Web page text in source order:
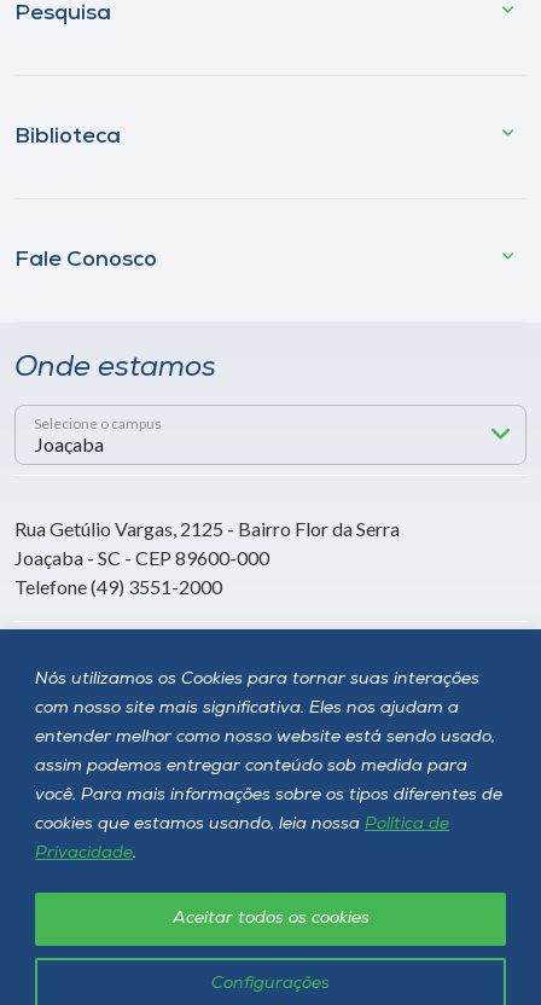
Nós utilizamos os Cookies para tornar suas interações
com nosso site mais significativa. Eles nos ajudam a
entender melhor como nosso website está sendo usado,
assim podemos entregar conteúdo sob medida para
você. Para mais informações sobre os tipos diferentes de
cookies que estamos usando, leia nossa Política de
Privacidade.
Configurações
Aceitar todos os cookies
Pesquisa
Biblioteca
Fale Conosco
Onde estamos
Selecione o campus
Rua Getúlio Vargas, 2125 - Bairro Flor da Serra
Joaçaba - SC - CEP 89600-000
Telefone (49) 3551-2000
Siga a Unoesc
Unoesc © 2026 - Todos os direitos reservados
Política de privacidade LGPD